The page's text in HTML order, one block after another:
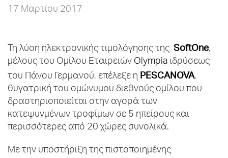
17 Μαρτίου 2017
Τη λύση ηλεκτρονικής τιμολόγησης της SoftOne,
μέλους του Ομίλου Εταιρειών Olympia ιδρύσεως
του Πάνου Γερμανού, επέλεξε η PESCANOVA,
θυγατρική του ομώνυμου διεθνούς ομίλου που
δραστηριοποιείται στην αγορά των
κατεψυγμένων τροφίμων σε 5 ηπείρους και
περισσότερες από 20 χώρες συνολικά.
Με την υποστήριξη της πιστοποιημένης